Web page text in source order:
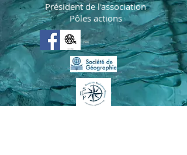
Président de l'association
Pôles actions